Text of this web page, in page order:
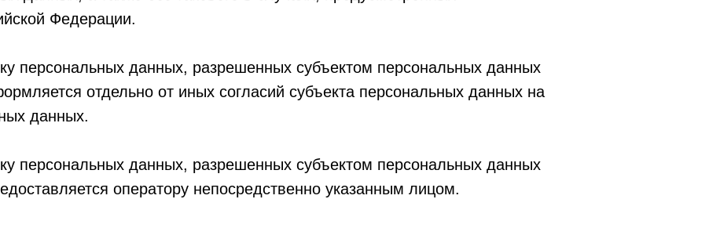
Федерации.
персональных данных, разрешенных субъектом персональных данных
отдельно от иных согласий субъекта персональных данных на
данных.
персональных данных, разрешенных субъектом персональных данных
оператору непосредственно указанным лицом.